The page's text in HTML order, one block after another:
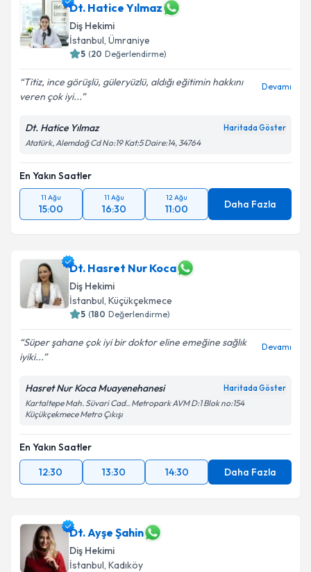
Dt. Hatice Yılmaz
Diş Hekimi
İstanbul, Ümraniye
5 (20 Değerlendirme)
Titiz, ince görüşlü, güleryüzlü, aldığı eğitimin hakkını
veren çok iyi...
Devamı
Dt. Hatice Yılmaz Haritada Göster
Atatürk, Alemdağ Cd No:19 Kat:5 Daire:14, 34764
En Yakın Saatler
11 Ağu
15:00
11 Ağu
16:30
12 Ağu
11:00 Daha Fazla
Dt. Hasret Nur Koca
Diş Hekimi
İstanbul, Küçükçekmece
5 (180 Değerlendirme)
Süper şahane çok iyi bir doktor eline emeğine sağlık
iyiki...
Devamı
Hasret Nur Koca Muayenehanesi Haritada Göster
Kartaltepe Mah. Süvari Cad.. Metropark AVM D:1 Blok no:154
Küçükçekmece Metro Çıkışı
En Yakın Saatler
12:30
13:30 14:30 Daha Fazla
Dt. Ayşe Şahin
Diş Hekimi
İstanbul, Kadıköy